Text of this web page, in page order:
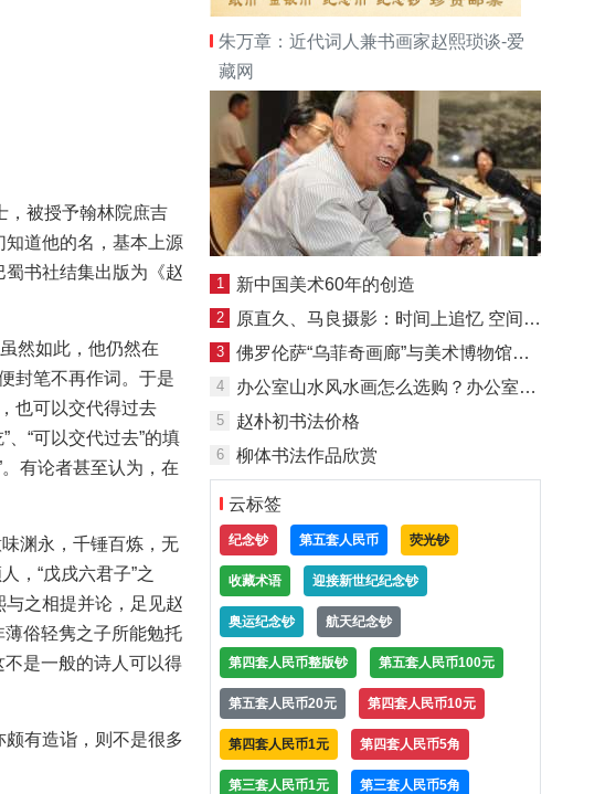
被授予翰林院庶吉
道他的名，基本上源
书社结集出版为《赵
然如此，他仍然在
封笔不再作词。于是
也可以交代得过去
、“可以交代过去”的填
有论者甚至认为，在
渊永，千锤百炼，无
，“戊戌六君子”之
之相提并论，足见赵
薄俗轻隽之子所能勉托
不是一般的诗人可以得
有造诣，则不是很多
朱万章：近代词人兼书画家赵熙琐谈-爱
藏网
1 新中国美术60年的创造
2 原直久、马良摄影：时间上追忆 空间上想象
3 佛罗伦萨“乌菲奇画廊”与美术博物馆生成考（二）
4 办公室山水风水画怎么选购？办公室山水风水画选购讲究
5 赵朴初书法价格
6 柳体书法作品欣赏
云标签
纪念钞 第五套人民币 荧光钞
收藏术语 迎接新世纪纪念钞
奥运纪念钞 航天纪念钞
第四套人民币整版钞 第五套人民币100元
第五套人民币20元 第四套人民币10元
第四套人民币1元 第四套人民币5角
第三套人民币1元 第三套人民币5角